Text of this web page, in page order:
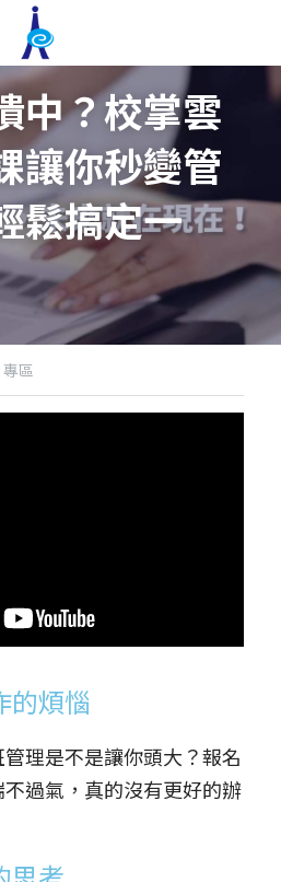
理
中？校掌雲
讓你秒變管
鬆搞定一
區
的煩惱
理是不是讓你頭大？報名
過氣，真的沒有更好的辦